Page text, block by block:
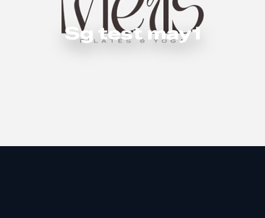
Sg test may1